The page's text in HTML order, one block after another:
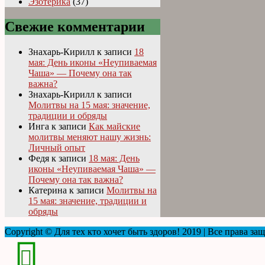
Свежие комментарии
Знахарь-Кирилл к записи 18
мая: День иконы «Неупиваемая
Чаша» — Почему она так
важна?
Знахарь-Кирилл к записи
Молитвы на 15 мая: значение,
традиции и обряды
Инга к записи Как майские
молитвы меняют нашу жизнь:
Личный опыт
Федя к записи 18 мая: День
иконы «Неупиваемая Чаша» —
Почему она так важна?
Катерина к записи Молитвы на
15 мая: значение, традиции и
обряды
Copyright © Для тех кто хочет быть здоров! 2019 | Все права